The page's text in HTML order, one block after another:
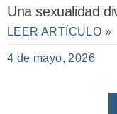
Una sexualidad
LEER ARTÍCULO »
4 de mayo, 2026